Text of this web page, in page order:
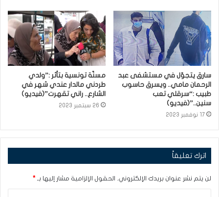
سارق يتجوّل في مستشفى عبد
الرحمان مامي.. ويسرق حاسوب
طبيب :“سرقلي تعب
سنين..”(فيديو)
17 نوفمبر 2023
مسنّة تونسية بتأثر :”ولدي
طردني مالدار عندي شهر في
الشارع.. راني تقهرت”(فيديو)
26 سبتمبر 2023
اترك تعليقاً
لن يتم نشر عنوان بريدك الإلكتروني. الحقول الإلزامية مشار إليها بـ *